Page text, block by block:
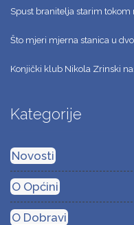
Spust branitelja starim tokom
Što mjeri mjerna stanica u
Konjički klub Nikola Zrinski
Kategorije
Novosti
O Općini
O Dobravi